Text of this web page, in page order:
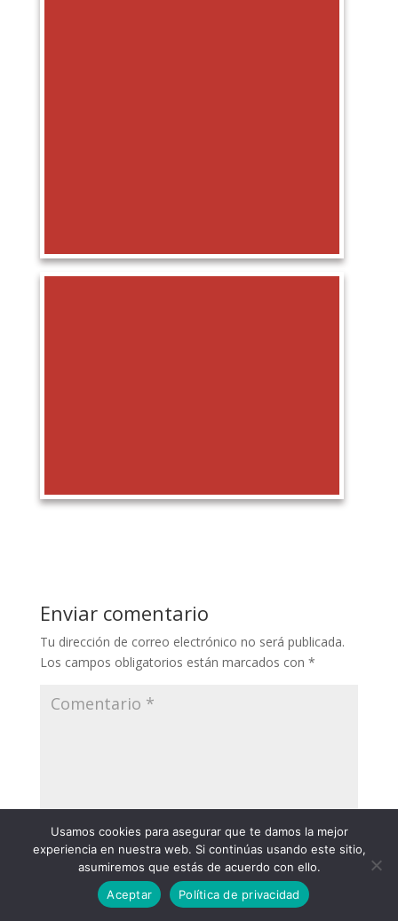
Enviar comentario
Tu dirección de correo electrónico no será publicada.
Los campos obligatorios están marcados con *
Usamos cookies para asegurar que te damos la mejor
experiencia en nuestra web. Si continúas usando este sitio,
asumiremos que estás de acuerdo con ello.
Aceptar
Política de privacidad